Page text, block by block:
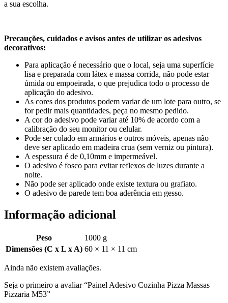
a sua escolha.
Precauções, cuidados e avisos antes de utilizar os adesivos
decorativos:
Para aplicação é necessário que o local, seja uma superfície
lisa e preparada com látex e massa corrida, não pode estar
úmida ou empoeirada, o que prejudica todo o processo de
aplicação do adesivo.
As cores dos produtos podem variar de um lote para outro, se
for pedir mais quantidades, peça no mesmo pedido.
A cor do adesivo pode variar até 10% de acordo com a
calibração do seu monitor ou celular.
Pode ser colado em armários e outros móveis, apenas não
deve ser aplicado em madeira crua (sem verniz ou pintura).
A espessura é de 0,10mm e impermeável.
O adesivo é fosco para evitar reflexos de luzes durante a
noite.
Não pode ser aplicado onde existe textura ou grafiato.
O adesivo de parede tem boa aderência em gesso.
Informação adicional
Peso
1000 g
Dimensões (C x L x A) 60 × 11 × 11 cm
Ainda não existem avaliações.
Seja o primeiro a avaliar “Painel Adesivo Cozinha Pizza Massas
Pizzaria M53”